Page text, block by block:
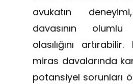
avukatın
davasının olumlu
olasılığını
miras davalarında
potansiyel sorunları